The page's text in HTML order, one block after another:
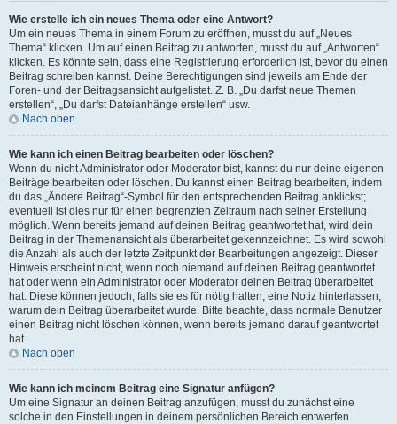
Wie erstelle ich ein neues Thema oder eine Antwort?
Um ein neues Thema in einem Forum zu eröffnen, musst du auf „Neues
Thema“ klicken. Um auf einen Beitrag zu antworten, musst du auf „Antworten“
klicken. Es könnte sein, dass eine Registrierung erforderlich ist, bevor du einen
Beitrag schreiben kannst. Deine Berechtigungen sind jeweils am Ende der
Foren- und der Beitragsansicht aufgelistet. Z. B. „Du darfst neue Themen
erstellen“, „Du darfst Dateianhänge erstellen“ usw.
Nach oben
Wie kann ich einen Beitrag bearbeiten oder löschen?
Wenn du nicht Administrator oder Moderator bist, kannst du nur deine eigenen
Beiträge bearbeiten oder löschen. Du kannst einen Beitrag bearbeiten, indem
du das „Ändere Beitrag“-Symbol für den entsprechenden Beitrag anklickst;
eventuell ist dies nur für einen begrenzten Zeitraum nach seiner Erstellung
möglich. Wenn bereits jemand auf deinen Beitrag geantwortet hat, wird dein
Beitrag in der Themenansicht als überarbeitet gekennzeichnet. Es wird sowohl
die Anzahl als auch der letzte Zeitpunkt der Bearbeitungen angezeigt. Dieser
Hinweis erscheint nicht, wenn noch niemand auf deinen Beitrag geantwortet
hat oder wenn ein Administrator oder Moderator deinen Beitrag überarbeitet
hat. Diese können jedoch, falls sie es für nötig halten, eine Notiz hinterlassen,
warum dein Beitrag überarbeitet wurde. Bitte beachte, dass normale Benutzer
einen Beitrag nicht löschen können, wenn bereits jemand darauf geantwortet
hat.
Nach oben
Wie kann ich meinem Beitrag eine Signatur anfügen?
Um eine Signatur an deinen Beitrag anzufügen, musst du zunächst eine
solche in den Einstellungen in deinem persönlichen Bereich entwerfen.